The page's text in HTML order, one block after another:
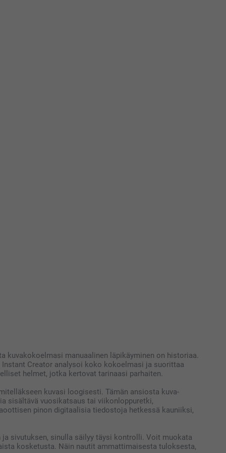
manuaalinen läpikäyminen on historiaa.
Creator analysoi koko kokoelmasi ja suorittaa
helmet, jotka kertovat tarinaasi parhaiten.
kuvasi loogisesti. Tämän ansiosta kuva-
sisältävä vuosikatsaus tai viikonloppuretki,
pinon digitaalisia tiedostoja hetkessä kauniiksi,
sivutuksen, sinulla säilyy täysi kontrolli. Voit muokata
kosketusta. Näin nautit ammattimaisesta tuloksesta,